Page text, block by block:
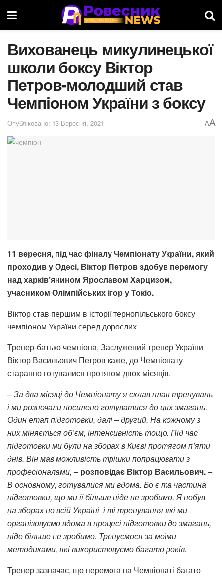
Вихованець микулинецької
школи боксу Віктор
Петров-молодший став
Чемпіоном України з боксу
Опубліковано: 13 Вересня, 2021 AA
11 вересня, під час фіналу Чемпіонату України, який
проходив у Одесі, Віктор Петров здобув перемогу
над харків’янином Ярославом Харцизом,
учасником Олімпійських ігор у Токіо.
Віктор став першим в історії тернопільського боксу
чемпіоном України серед дорослих.
Тренер-батько чемпіона, Заслужений тренер України
Віктор Васильович Петров каже, до Чемпіонату
старанно готувалися протягом двох місяців.
– За два місяці до Чемпіонату я склав план тренувань
і ми розпочали посилено готуватися до цих змагань.
Один етап підготовки, далі – другий. На кожному з
них міняється об’єм, інтенсивність тощо. Під час
підготовки ми були на зборах в Києві протягом п’яти
днів. Він мав можливість трішки попрацювати з
професіоналами, – розповідає Віктор Васильович.–
В основному, готувалися ми вдома. Бо є та частина
підготовки, що ми її більше ніде не зробимо.Я побув
на зборах по всій Україні і ті тренування які ми
організовуємо вдома в процесі підготовки до змагань,
ніде більше не зробимо. Тренуємося за моїми
методиками, які використовуємо багато років.
Тренер зазначає, що перемога на Чемпіонаті багато